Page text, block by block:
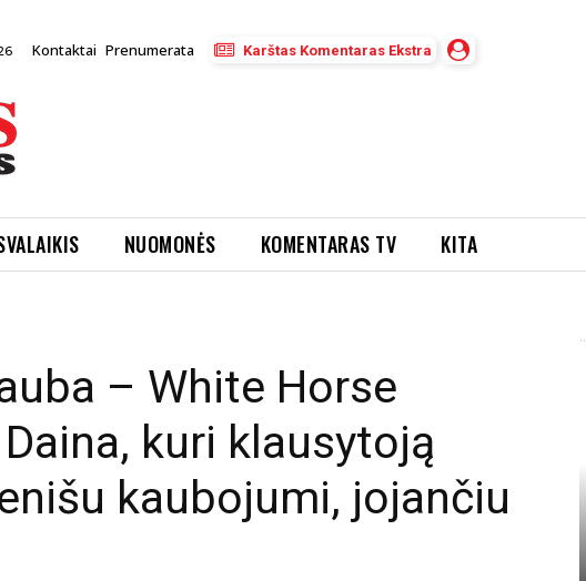
Kontaktai Prenumerata Karštas Komentaras Ekstra
NUOMONĖS KOMENTARAS TV KITA
Oskaras Riauba – White Horse (recenzija) Daina, kuri klausytoją paverčia vienišu kaubojumi,...
– White Horse
kuri klausytoją
kaubojumi, jojančiu